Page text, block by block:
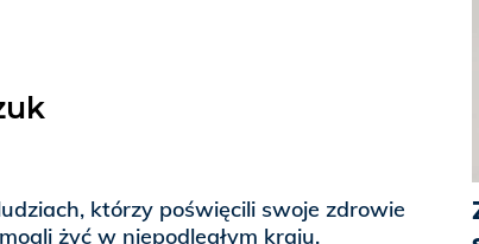
którzy poświęcili swoje zdrowie
żyć w niepodległym kraju.